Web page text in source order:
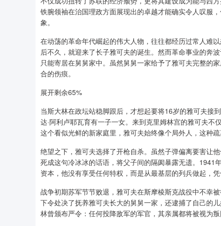
铁腕领袖在治国理政方面展现出的卓越才能确实令人叹服
象。
在动荡的革命年代崛起的伟大人物，往往都经历过常人难
后不久，就迎来了长子雅可夫的诞生。然而革命事业的奔
只能寄居在舅舅家中。虽然舅舅一家给予了雅可夫完整的
合的伤痕。
展开剩余65%
当斯大林在政坛站稳脚跟后，才想起要将16岁的雅可夫接
达·阿利卢耶瓦育有一子一女。来到克里姆林宫的雅可夫
这个看似光鲜的新家庭里，雅可夫始终像个局外人，这种
绝望之下，雅可夫选择了开枪自杀。虽然子弹偏离要害
死成这句冷冰冰的话语，将父子间的隔阂暴露无遗。1941
资本，他没有享受任何特权，而是从最基层的列兵做起，
战争初期苏军节节败退，雅可夫在斯摩棱斯克战役中不
下令处决了抚养雅可夫长大的舅舅一家，还逮捕了自己的
林曾颁布严令：任何投降敌军的军官，其亲属都将被视为